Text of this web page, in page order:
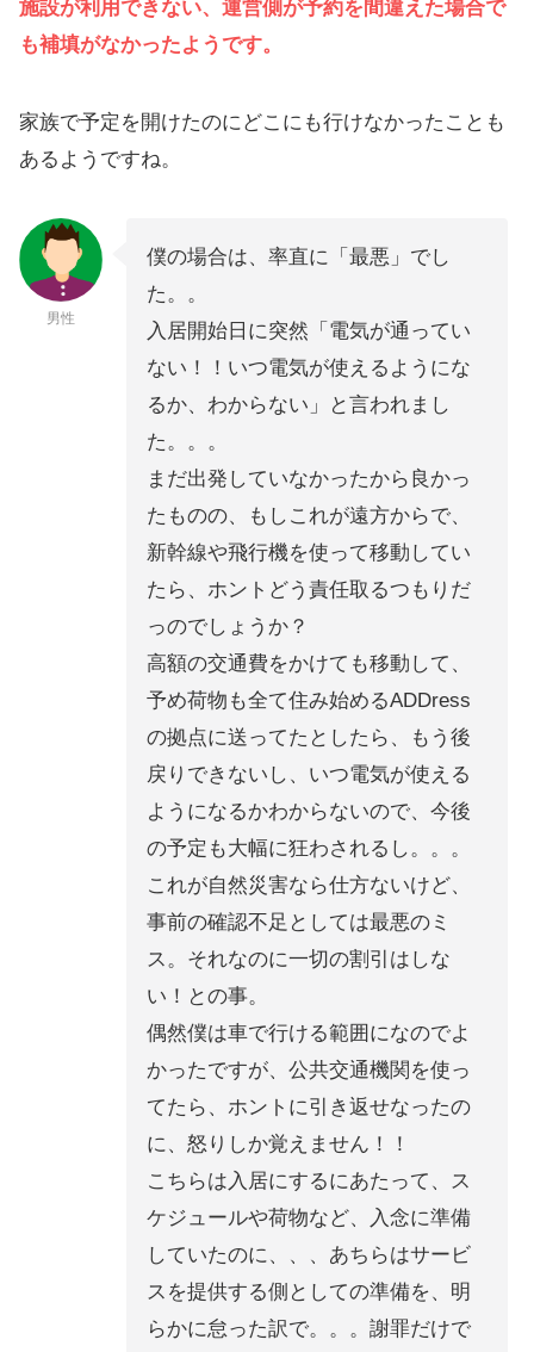
施設が利用できない、運営側が予約を間違えた場合で
も補填がなかったようです。
家族で予定を開けたのにどこにも行けなかったことも
あるようですね。
男性
僕の場合は、率直に「最悪」でし
た。。
入居開始日に突然「電気が通ってい
ない！！いつ電気が使えるようにな
るか、わからない」と言われまし
た。。。
まだ出発していなかったから良かっ
たものの、もしこれが遠方からで、
新幹線や飛行機を使って移動してい
たら、ホントどう責任取るつもりだ
っのでしょうか？
高額の交通費をかけても移動して、
予め荷物も全て住み始めるADDress
の拠点に送ってたとしたら、もう後
戻りできないし、いつ電気が使える
ようになるかわからないので、今後
の予定も大幅に狂わされるし。。。
これが自然災害なら仕方ないけど、
事前の確認不足としては最悪のミ
ス。それなのに一切の割引はしな
い！との事。
偶然僕は車で行ける範囲になのでよ
かったですが、公共交通機関を使っ
てたら、ホントに引き返せなったの
に、怒りしか覚えません！！
こちらは入居にするにあたって、ス
ケジュールや荷物など、入念に準備
していたのに、、、あちらはサービ
スを提供する側としての準備を、明
らかに怠った訳で。。。謝罪だけで